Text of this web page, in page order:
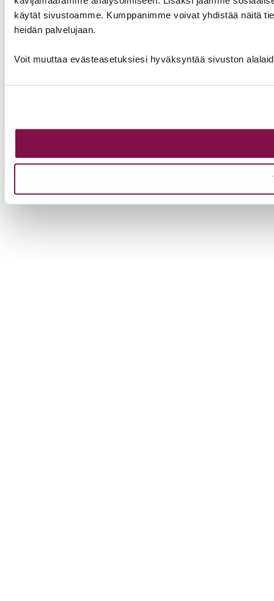
käytät sivustoamme. Kumppanimme voivat yhdistää näitä
heidän palvelujaan.
Voit muuttaa evästeasetuksiesi hyväksyntää sivuston